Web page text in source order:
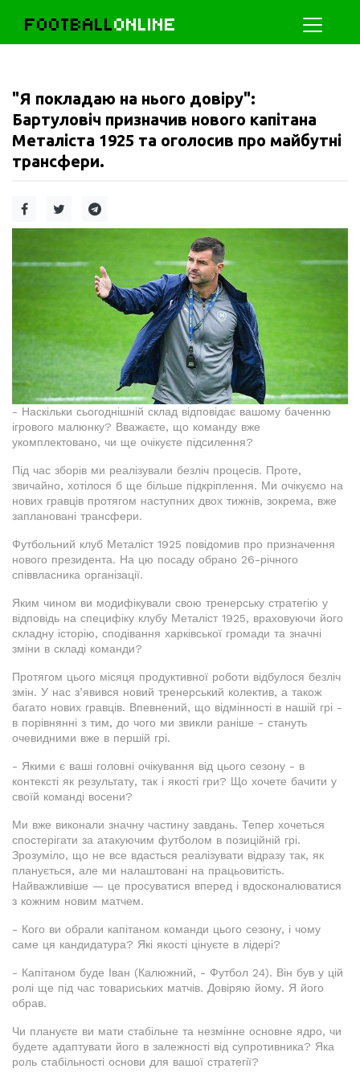
FOOTBALLONLINE
"Я покладаю на нього довіру":
Бартуловіч призначив нового капітана
Металіста 1925 та оголосив про майбутні
трансфери.
- Наскільки сьогоднішній склад відповідає вашому баченню
ігрового малюнку? Вважаєте, що команду вже
укомплектовано, чи ще очікуєте підсилення?
Під час зборів ми реалізували безліч процесів. Проте,
звичайно, хотілося б ще більше підкріплення. Ми очікуємо на
нових гравців протягом наступних двох тижнів, зокрема, вже
заплановані трансфери.
Футбольний клуб Металіст 1925 повідомив про призначення
нового президента. На цю посаду обрано 26-річного
співвласника організації.
Яким чином ви модифікували свою тренерську стратегію у
відповідь на специфіку клубу Металіст 1925, враховуючи його
складну історію, сподівання харківської громади та значні
зміни в складі команди?
Протягом цього місяця продуктивної роботи відбулося безліч
змін. У нас з’явився новий тренерський колектив, а також
багато нових гравців. Впевнений, що відмінності в нашій грі -
в порівнянні з тим, до чого ми звикли раніше - стануть
очевидними вже в першій грі.
- Якими є ваші головні очікування від цього сезону - в
контексті як результату, так і якості гри? Що хочете бачити у
своїй команді восени?
Ми вже виконали значну частину завдань. Тепер хочеться
спостерігати за атакуючим футболом в позиційній грі.
Зрозуміло, що не все вдасться реалізувати відразу так, як
планується, але ми налаштовані на працьовитість.
Найважливіше — це просуватися вперед і вдосконалюватися
з кожним новим матчем.
- Кого ви обрали капітаном команди цього сезону, і чому
саме ця кандидатура? Які якості цінуєте в лідері?
- Капітаном буде Іван (Калюжний, - Футбол 24). Він був у цій
ролі ще під час товариських матчів. Довіряю йому. Я його
обрав.
Чи плануєте ви мати стабільне та незмінне основне ядро, чи
будете адаптувати його в залежності від супротивника? Яка
роль стабільності основи для вашої стратегії?